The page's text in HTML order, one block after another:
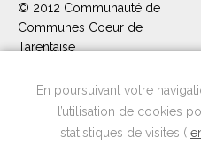
En poursuivant votre
l’utilisation de cookies
statistiques de visites (
© 2012 Communauté de
Communes Coeur de
Tarentaise